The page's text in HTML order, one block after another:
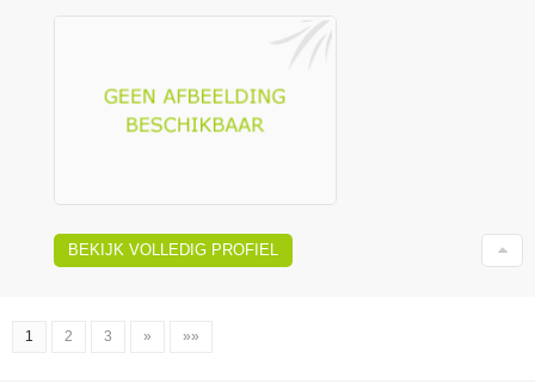
BEKIJK VOLLEDIG PROFIEL
1 2 3 » »»